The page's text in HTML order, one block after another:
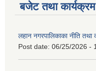
बजेट तथा कार्यक्रम
लहान नगरपालिकाका नीति
Post date: 06/25/2026 -